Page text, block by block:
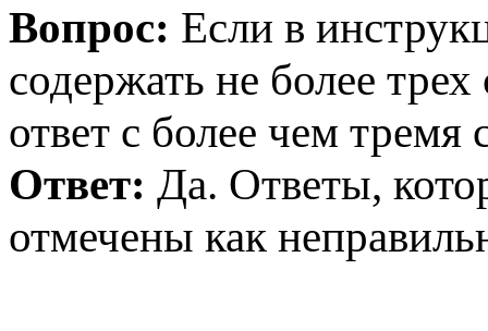
Вопрос: Если в
содержать не более
ответ с более чем
Ответ: Да. Ответы,
отмечены как